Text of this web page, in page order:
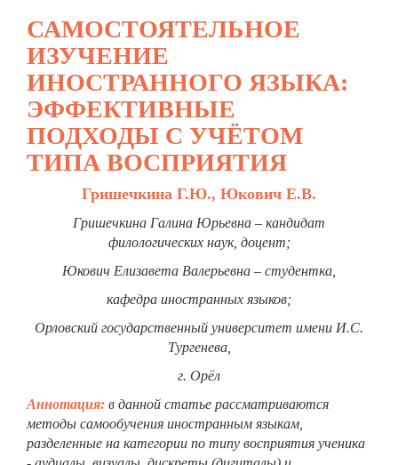
САМОСТОЯТЕЛЬНОЕ
ИЗУЧЕНИЕ
ИНОСТРАННОГО ЯЗЫКА:
ЭФФЕКТИВНЫЕ
ПОДХОДЫ С УЧЁТОМ
ТИПА ВОСПРИЯТИЯ
Гришечкина Г.Ю., Юкович Е.В.
Гришечкина Галина Юрьевна – кандидат
филологических наук, доцент;
Юкович Елизавета Валерьевна – студентка,
кафедра иностранных языков;
Орловский государственный университет имени И.С.
Тургенева,
г. Орёл
Аннотация: в данной статье рассматриваются
методы самообучения иностранным языкам,
разделенные на категории по типу восприятия ученика